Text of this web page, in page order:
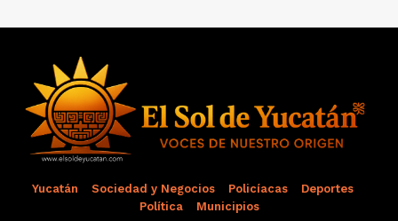
Yucatán Sociedad y Negocios Policíacas
Deportes
Política
Municipios